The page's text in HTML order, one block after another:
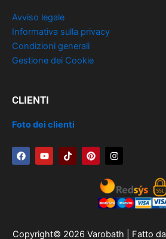
Avviso legale
Informativa sulla privacy
Condizioni generali
Gestione dei Cookie
CLIENTI
Foto dei clienti
F
a
Y
o
T
i
P
i
I
n
a
g
r
Copyright© 2026 Varobath | Fatto da